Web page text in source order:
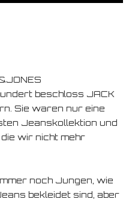
beschloss JACK
Sie waren nur eine
Jeanskollektion und
wir nicht mehr
noch Jungen, wie
bekleidet sind, aber